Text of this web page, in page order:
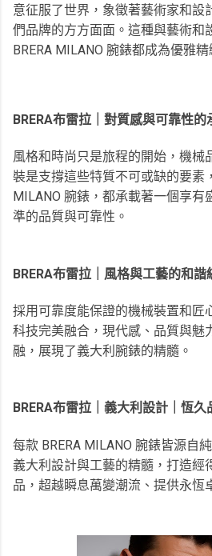
意征服了世界，象徵著藝術家和設
們品牌的方方面面。這種與藝術和
BRERA MILANO 腕錶都成為優雅精
BRERA布雷拉｜對質感與可靠性的
風格和時尚只是旅程的開始，機械
裝是支撐這些特質不可或缺的要素
MILANO 腕錶，都承載著一個享
準的品質與可靠性。
BRERA布雷拉｜風格與工藝的和諧
採用可靠度能保證的機械裝置和匠
科技完美融合，現代感、品質與魅
融，展現了義大利腕錶的精髓。
BRERA布雷拉｜義大利設計｜恆久
每款 BRERA MILANO 腕錶皆源自
義大利設計與工藝的精髓，打造經
品，超越瞬息萬變潮流、提供永恆